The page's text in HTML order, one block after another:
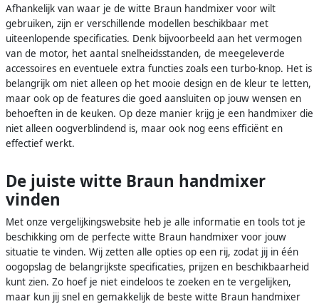
Afhankelijk van waar je de witte Braun handmixer voor wilt
gebruiken, zijn er verschillende modellen beschikbaar met
uiteenlopende specificaties. Denk bijvoorbeeld aan het vermogen
van de motor, het aantal snelheidsstanden, de meegeleverde
accessoires en eventuele extra functies zoals een turbo-knop. Het is
belangrijk om niet alleen op het mooie design en de kleur te letten,
maar ook op de features die goed aansluiten op jouw wensen en
behoeften in de keuken. Op deze manier krijg je een handmixer die
niet alleen oogverblindend is, maar ook nog eens efficiënt en
effectief werkt.
De juiste witte Braun handmixer
vinden
Met onze vergelijkingswebsite heb je alle informatie en tools tot je
beschikking om de perfecte witte Braun handmixer voor jouw
situatie te vinden. Wij zetten alle opties op een rij, zodat jij in één
oogopslag de belangrijkste specificaties, prijzen en beschikbaarheid
kunt zien. Zo hoef je niet eindeloos te zoeken en te vergelijken,
maar kun jij snel en gemakkelijk de beste witte Braun handmixer